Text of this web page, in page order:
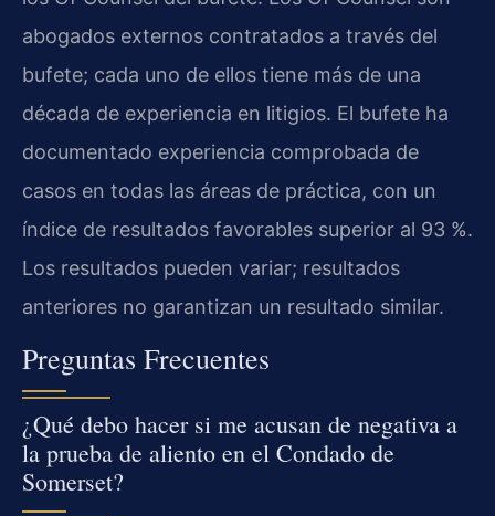
abogados externos contratados a través del
bufete; cada uno de ellos tiene más de una
década de experiencia en litigios. El bufete ha
documentado experiencia comprobada de
casos en todas las áreas de práctica, con un
índice de resultados favorables superior al 93 %.
Los resultados pueden variar; resultados
anteriores no garantizan un resultado similar.
Preguntas Frecuentes
¿Qué debo hacer si me acusan de negativa a
la prueba de aliento en el Condado de
Somerset?